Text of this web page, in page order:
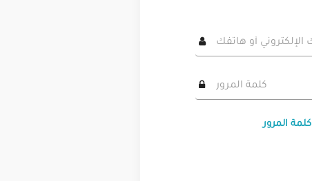
المرور